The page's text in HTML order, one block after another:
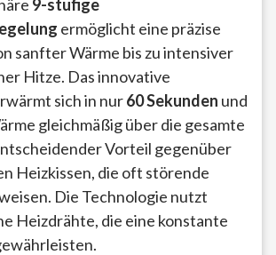
9-stufige
ermöglicht eine präzise
sanfter Wärme bis zu intensiver
Hitze. Das innovative
sich in nur60 Sekunden und
gleichmäßig über die gesamte
Vorteil gegenüber
Heizkissen, die oft störende
Die Technologie nutzt
Heizdrähte, die eine konstante